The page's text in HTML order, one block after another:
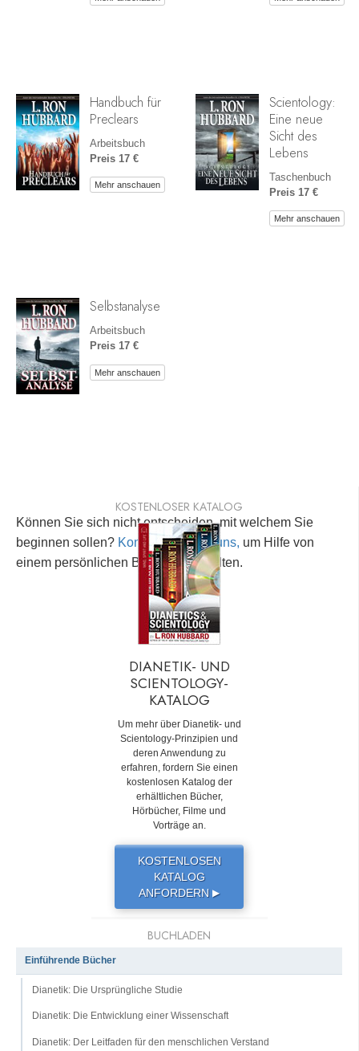
Handbuch für
Preclears
Arbeitsbuch
Preis 17 €
Mehr anschauen
Scientology:
Eine neue
Sicht des
Lebens
Taschenbuch
Preis 17 €
Mehr anschauen
Selbstanalyse
Arbeitsbuch
Preis 17 €
Mehr anschauen
Können Sie sich nicht entscheiden, mit welchem Sie
beginnen sollen? Kontaktieren Sie uns, um Hilfe von
einem persönlichen Berater zu erhalten.
KOSTENLOSER KATALOG
DIANETIK- UND
SCIENTOLOGY-
KATALOG
Um mehr über Dianetik- und
Scientology-Prinzipien und
deren Anwendung zu
erfahren, fordern Sie einen
kostenlosen Katalog der
erhältlichen Bücher,
Hörbücher, Filme und
Vorträge an.
KOSTENLOSEN
KATALOG
ANFORDERN ▶
BUCHLADEN
Einführende Bücher
Dianetik: Die Ursprüngliche Studie
Dianetik: Die Entwicklung einer Wissenschaft
Dianetik: Der Leitfaden für den menschlichen Verstand